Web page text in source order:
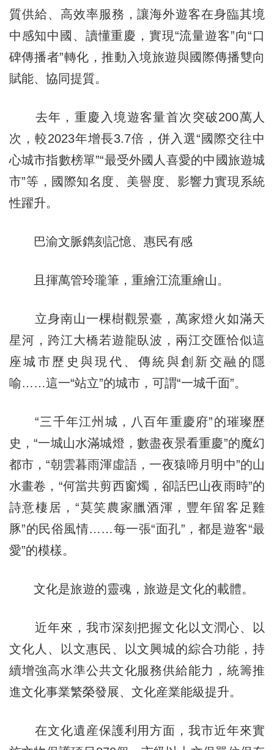
質供給、高效率服務，讓海外遊客在身臨其境
中感知中國、讀懂重慶，實現“流量遊客”向“口
碑傳播者”轉化，推動入境旅遊與國際傳播雙向
賦能、協同提質。
去年，重慶入境遊客量首次突破200萬人
次，較2023年增長3.7倍，併入選“國際交往中
心城市指數榜單”“最受外國人喜愛的中國旅遊城
市”等，國際知名度、美譽度、影響力實現系統
性躍升。
巴渝文脈鐫刻記憶、惠民有感
且揮萬管玲瓏筆，重繪江流重繪山。
立身南山一棵樹觀景臺，萬家燈火如滿天
星河，跨江大橋若遊龍臥波，兩江交匯恰似這
座城市歷史與現代、傳統與創新交融的隱
喻……這一“站立”的城市，可謂“一城千面”。
“三千年江州城，八百年重慶府”的璀璨歷
史，“一城山水滿城燈，數盡夜景看重慶”的魔幻
都市，“朝雲暮雨渾虛語，一夜猿啼月明中”的山
水畫卷，“何當共剪西窗燭，卻話巴山夜雨時”的
詩意棲居，“莫笑農家臘酒渾，豐年留客足雞
豚”的民俗風情……每一張“面孔”，都是遊客“最
愛”的模樣。
文化是旅遊的靈魂，旅遊是文化的載體。
近年來，我市深刻把握文化以文潤心、以
文化人、以文惠民、以文興城的綜合功能，持
續增強高水準公共文化服務供給能力，統籌推
進文化事業繁榮發展、文化産業能級提升。
在文化遺産保護利用方面，我市近年來實